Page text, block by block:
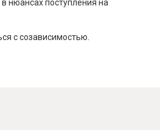
нюансах поступления на
с созависимостью.